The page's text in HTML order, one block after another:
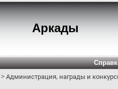
Аркады
>Администрация, награды и